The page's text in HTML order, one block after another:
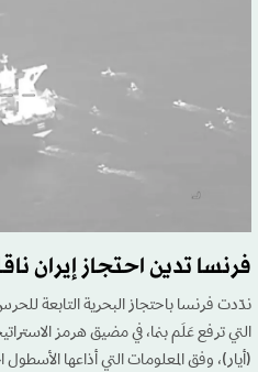
فرنسا تدين احتجاز إيران
ندّدت فرنسا باحتجاز البحرية التابعة للحرس
التي ترفع عَلَم بنما، في مضيق هرمز
(أيار)، وفق المعلومات التي أذاعها الأسطول